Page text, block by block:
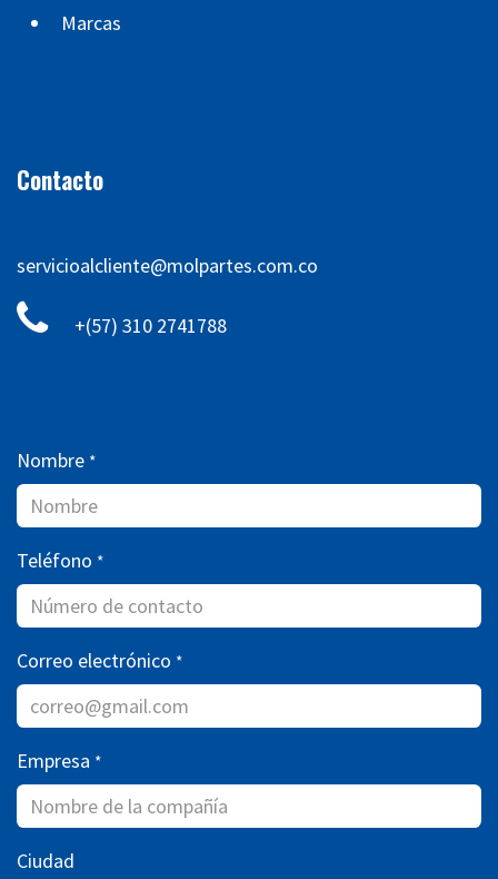
Marcas
Contacto
servicioalcliente@molpartes.com.co
+(57) 310 2741788
Nombre *
Teléfono *
Correo electrónico *
Empresa *
Ciudad